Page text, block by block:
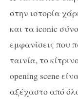
στην ιστορία
και τα iconic
εμφανίσεις που
ταινία, το
opening scene
αξέχαστο από